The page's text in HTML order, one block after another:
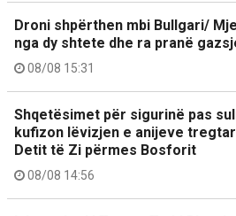
Droni shpërthen mbi Bullgari/
nga dy shtete dhe ra pranë
08/08 15:31
Shqetësimet për sigurinë pas
kufizon lëvizjen e anijeve
Detit të Zi përmes Bosforit
08/08 14:56